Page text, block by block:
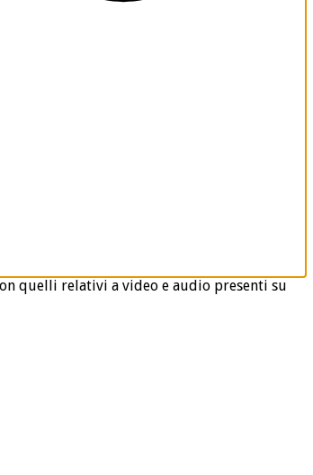
quelli relativi a video e audio presenti su